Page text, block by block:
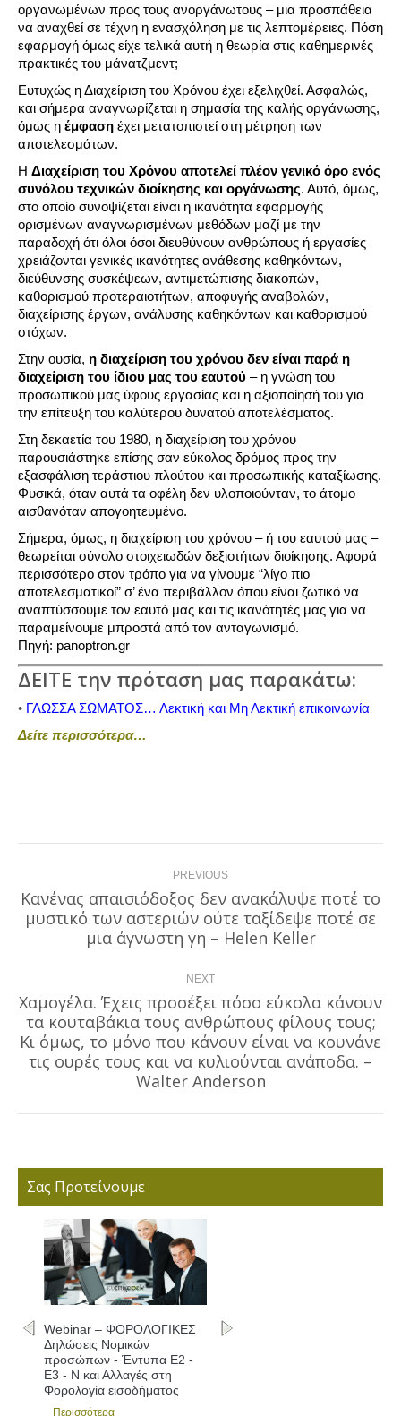
οργανωμένων προς τους ανοργάνωτους – μια προσπάθεια
να αναχθεί σε τέχνη η ενασχόληση με τις λεπτομέρειες. Πόση
εφαρμογή όμως είχε τελικά αυτή η θεωρία στις καθημερινές
πρακτικές του μάνατζμεντ;
Ευτυχώς η Διαχείριση του Χρόνου έχει εξελιχθεί. Ασφαλώς,
και σήμερα αναγνωρίζεται η σημασία της καλής οργάνωσης,
όμως η έμφαση έχει μετατοπιστεί στη μέτρηση των
αποτελεσμάτων.
Η Διαχείριση του Χρόνου αποτελεί πλέον γενικό όρο ενός
συνόλου τεχνικών διοίκησης και οργάνωσης. Αυτό, όμως,
στο οποίο συνοψίζεται είναι η ικανότητα εφαρμογής
ορισμένων αναγνωρισμένων μεθόδων μαζί με την
παραδοχή ότι όλοι όσοι διευθύνουν ανθρώπους ή εργασίες
χρειάζονται γενικές ικανότητες ανάθεσης καθηκόντων,
διεύθυνσης συσκέψεων, αντιμετώπισης διακοπών,
καθορισμού προτεραιοτήτων, αποφυγής αναβολών,
διαχείρισης έργων, ανάλυσης καθηκόντων και καθορισμού
στόχων.
Στην ουσία, η διαχείριση του χρόνου δεν είναι παρά η
διαχείριση του ίδιου μας του εαυτού – η γνώση του
προσωπικού μας ύφους εργασίας και η αξιοποίησή του για
την επίτευξη του καλύτερου δυνατού αποτελέσματος.
Στη δεκαετία του 1980, η διαχείριση του χρόνου
παρουσιάστηκε επίσης σαν εύκολος δρόμος προς την
εξασφάλιση τεράστιου πλούτου και προσωπικής καταξίωσης.
Φυσικά, όταν αυτά τα οφέλη δεν υλοποιούνταν, το άτομο
αισθανόταν απογοητευμένο.
Σήμερα, όμως, η διαχείριση του χρόνου – ή του εαυτού μας –
θεωρείται σύνολο στοιχειωδών δεξιοτήτων διοίκησης. Αφορά
περισσότερο στον τρόπο για να γίνουμε “λίγο πιο
αποτελεσματικοί” σ’ ένα περιβάλλον όπου είναι ζωτικό να
αναπτύσσουμε τον εαυτό μας και τις ικανότητές μας για να
παραμείνουμε μπροστά από τον ανταγωνισμό.
Πηγή: panoptron.gr
ΔΕΙΤΕ την πρόταση μας παρακάτω:
• ΓΛΩΣΣΑ ΣΩΜΑΤΟΣ… Λεκτική και Μη Λεκτική επικοινωνία
Δείτε περισσότερα…
navigation PREVIOUS
Previous
post:
Κανένας απαισιόδοξος δεν ανακάλυψε ποτέ το
μυστικό των αστεριών ούτε ταξίδεψε ποτέ σε
μια άγνωστη γη – Helen Keller
NEXT
Next
post:
Χαμογέλα. Έχεις προσέξει πόσο εύκολα κάνουν
τα κουταβάκια τους ανθρώπους φίλους τους;
Κι όμως, το μόνο που κάνουν είναι να κουνάνε
τις ουρές τους και να κυλιούνται ανάποδα. –
Walter Anderson
Σας Προτείνουμε
Webinar – ΦΟΡΟΛΟΓΙΚΕΣ
Δηλώσεις Νομικών
προσώπων - Έντυπα Ε2 -
Ε3 - Ν και Αλλαγές στη
Φορολογία εισοδήματος
Περισσότερα